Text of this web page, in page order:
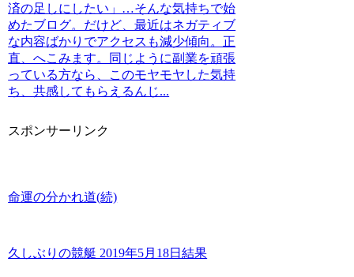
済の足しにしたい」…そんな気持ちで始
めたブログ。だけど、最近はネガティブ
な内容ばかりでアクセスも減少傾向。正
直、へこみます。同じように副業を頑張
っている方なら、このモヤモヤした気持
ち、共感してもらえるんじ...
スポンサーリンク
命運の分かれ道(続)
久しぶりの競艇 2019年5月18日結果